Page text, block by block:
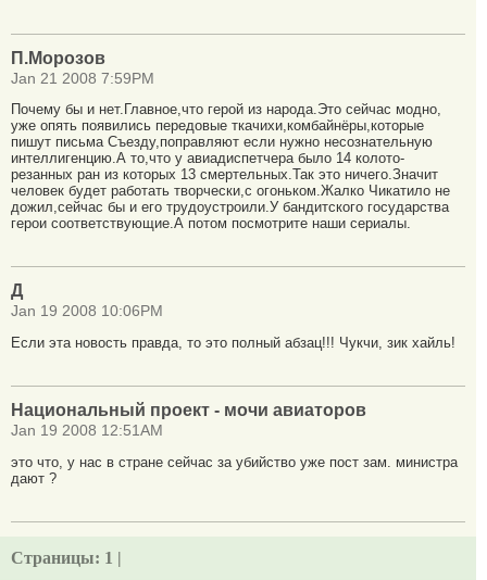
П.Морозов
Jan 21 2008 7:59PM
Почему бы и нет.Главное,что герой из народа.Это сейчас модно,
уже опять появились передовые ткачихи,комбайнёры,которые
пишут письма Съезду,поправляют если нужно несознательную
интеллигенцию.А то,что у авиадиспетчера было 14 колото-
резанных ран из которых 13 смертельных.Так это ничего.Значит
человек будет работать творчески,с огоньком.Жалко Чикатило не
дожил,сейчас бы и его трудоустроили.У бандитского государства
герои соответствующие.А потом посмотрите наши сериалы.
Д
Jan 19 2008 10:06PM
Если эта новость правда, то это полный абзац!!! Чукчи, зик хайль!
Национальный проект - мочи авиаторов
Jan 19 2008 12:51AM
это что, у нас в стране сейчас за убийство уже пост зам. министра
дают ?
Страницы: 1 |